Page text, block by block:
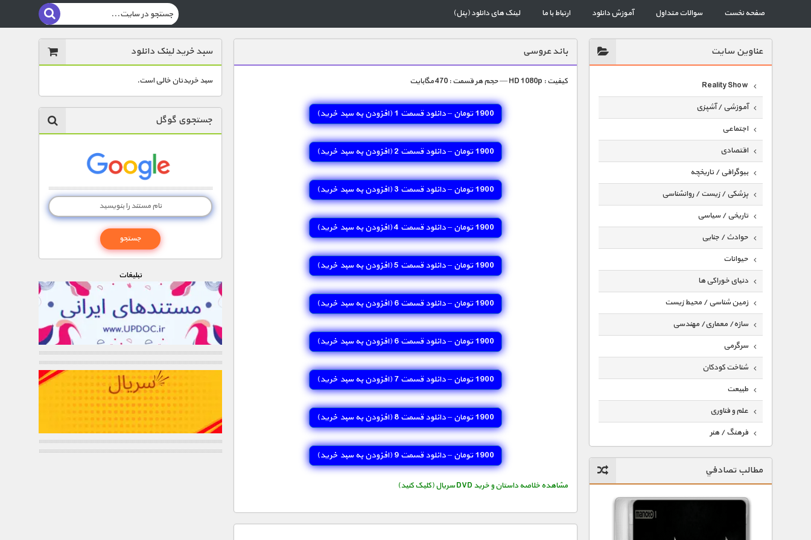
صفحه نخست سوالات متداول آموزش دانلود ارتباط با ما لینک های دانلود (پنل)
عناوين سايت
Reality Show
آموزشی / آشپزی
اجتماعی
اقتصادی
بیوگرافی / تاریخچه
پزشکی / زیست / روانشناسی
تاریخی / سیاسی
حوادث / جنایی
حیوانات
دنیای خوراکی ها
زمین شناسی / محیط زیست
سازه/ معماری/ مهندسی
سرگرمی
شناخت کودکان
طبیعت
علم و فناوری
فرهنگ / هنر
گردشگری
ماورایی
مطالب تصادفي
باند عروسی
کیفیت : HD 1080p — حجم هر قسمت : 470 مگابایت
1900 تومان – دانلود قسمت 1 (افزودن به سبد خريد)
1900 تومان – دانلود قسمت 2 (افزودن به سبد خريد)
1900 تومان – دانلود قسمت 3 (افزودن به سبد خريد)
1900 تومان – دانلود قسمت 4 (افزودن به سبد خريد)
1900 تومان – دانلود قسمت 5 (افزودن به سبد خريد)
1900 تومان – دانلود قسمت 6 (افزودن به سبد خريد)
1900 تومان – دانلود قسمت 6 (افزودن به سبد خريد)
1900 تومان – دانلود قسمت 7 (افزودن به سبد خريد)
1900 تومان – دانلود قسمت 8 (افزودن به سبد خريد)
1900 تومان – دانلود قسمت 9 (افزودن به سبد خريد)
مشاهده خلاصه داستان و خرید DVD سریال (کلیک کنید)
سبد خرید لینک دانلود
سبد خریدتان خالی است.
جستجوی گوگل
تبليغات